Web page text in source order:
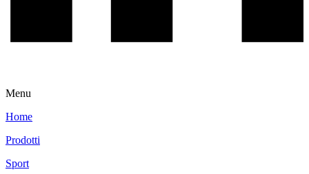
Menu
Home
Prodotti
Sport